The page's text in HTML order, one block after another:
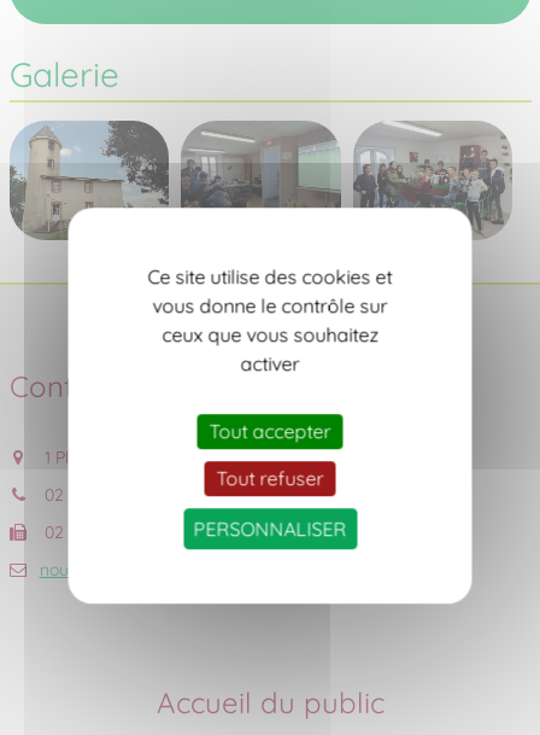
Galerie
Contact
1 Place de l'Eglise, 44690 CHÂTEAU-THEBAUD
02 40 06 53 18
02 40 06 56 59
nous contacter
Accueil du public
Ce site utilise des cookies et
vous donne le contrôle sur
ceux que vous souhaitez
activer
Tout accepter
Tout refuser
PERSONNALISER